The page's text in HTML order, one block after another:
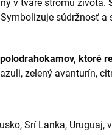
v tvare stromu života.
súdržnosť a
ktoré
zelený avanturín,
Srí Lanka, Uruguaj,